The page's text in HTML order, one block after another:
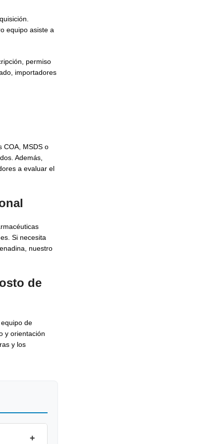
equipo asiste a
permiso
importadores
COA, MSDS o
Además,
a evaluar el
Si necesita
nuestro
de
de
y orientación
y los
+